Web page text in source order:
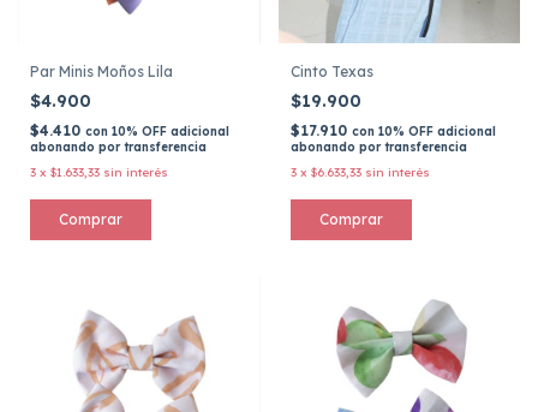
Par Minis Moños Lila
$4.900
$4.410 con 10% OFF adicional
abonando por transferencia
3 x $1.633,33 sin interés
Cinto Texas
$19.900
$17.910 con 10% OFF adicional
abonando por transferencia
3 x $6.633,33 sin interés